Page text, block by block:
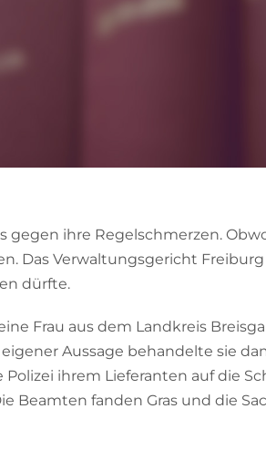
gegen ihre Regelschmerzen.
Das Verwaltungsgericht
dürfte.
Frau aus dem Landkreis
Aussage behandelte sie
ihrem Lieferanten auf die
Beamten fanden Gras und die